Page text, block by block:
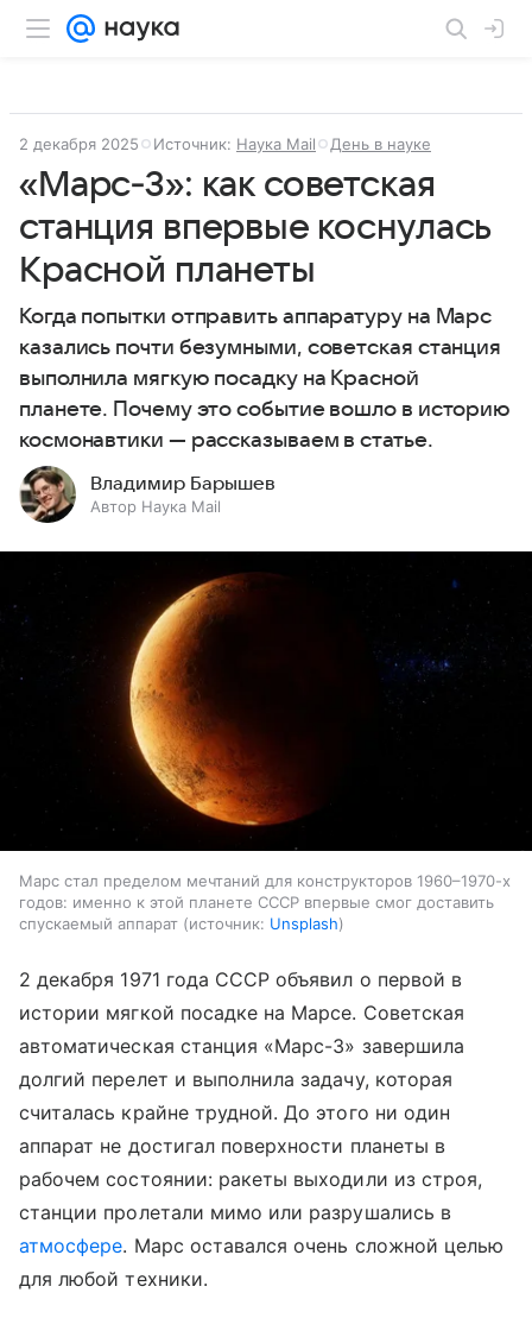
2 декабря 2025 Источник: Наука Mail День в науке
«Марс‑3»: как советская
станция впервые коснулась
Красной планеты
Когда попытки отправить аппаратуру на Марс
казались почти безумными, советская станция
выполнила мягкую посадку на Красной
планете. Почему это событие вошло в историю
космонавтики — рассказываем в статье.
Владимир Барышев
Автор Наука Mail
Марс стал пределом мечтаний для конструкторов 1960–1970-х
годов: именно к этой планете СССР впервые смог доставить
спускаемый аппарат
источник: Unsplash
2 декабря 1971 года СССР объявил о первой в
истории мягкой посадке на Марсе. Советская
автоматическая станция «Марс-3» завершила
долгий перелет и выполнила задачу, которая
считалась крайне трудной. До этого ни один
аппарат не достигал поверхности планеты в
рабочем состоянии: ракеты выходили из строя,
станции пролетали мимо или разрушались в
атмосфере. Марс оставался очень сложной целью
для любой техники.